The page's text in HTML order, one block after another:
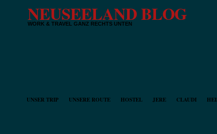
NEUSEELAND BLOG
WORK & TRAVEL GANZ RECHTS UNTEN
UNSER TRIP UNSERE ROUTE HOSTEL JERE CLAUDI